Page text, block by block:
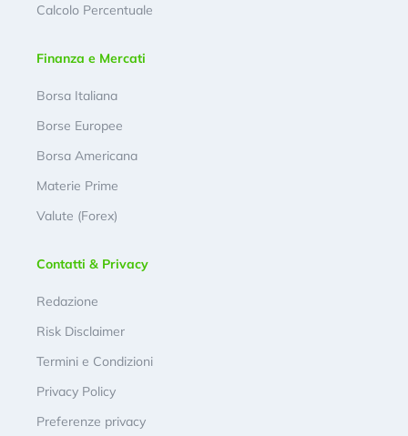
Calcolo Percentuale
Finanza e Mercati
Borsa Italiana
Borse Europee
Borsa Americana
Materie Prime
Valute (Forex)
Contatti & Privacy
Redazione
Risk Disclaimer
Termini e Condizioni
Privacy Policy
Preferenze privacy